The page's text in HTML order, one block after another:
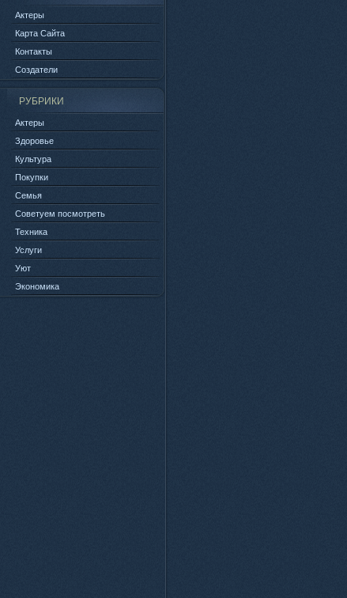
Актеры
Карта Сайта
Контакты
Создатели
РУБРИКИ
Актеры
Здоровье
Культура
Покупки
Семья
Советуем посмотреть
Техника
Услуги
Уют
Экономика